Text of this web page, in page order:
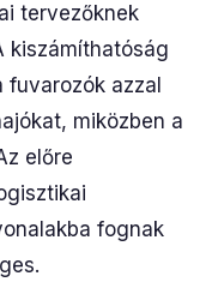
tervezőknek
kiszámíthatóság
azzal
miközben a
előre
fognak